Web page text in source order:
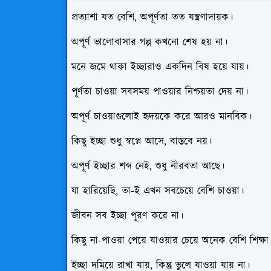
প্রত্যাশা যত বেশি, অপূর্ণতা তত যন্ত্রণাদায়ক।
অপূর্ণ ভালোবাসার গল্প কখনো শেষ হয় না।
মনে জমে থাকা ইচ্ছারাও একদিন বিষ হয়ে যায়।
পূর্ণতা চাওয়া সবসময় পাওয়ার নিশ্চয়তা দেয় না।
অপূর্ণ চাওয়াগুলোই হৃদয়কে করে আরও মানবিক।
কিছু ইচ্ছা শুধু স্বপ্নে আসে, বাস্তবে নয়।
অপূর্ণ ইচ্ছার শব্দ নেই, শুধু নীরবতা আছে।
যা হারিয়েছি, তা-ই এখন সবচেয়ে বেশি চাওয়া।
জীবন সব ইচ্ছা পূরণ করে না।
কিছু না-পাওয়া পেয়ে যাওয়ার চেয়ে অনেক বেশি
ইচ্ছা দমিয়ে রাখা যায়, কিন্তু ভুলে যাওয়া যায় না।